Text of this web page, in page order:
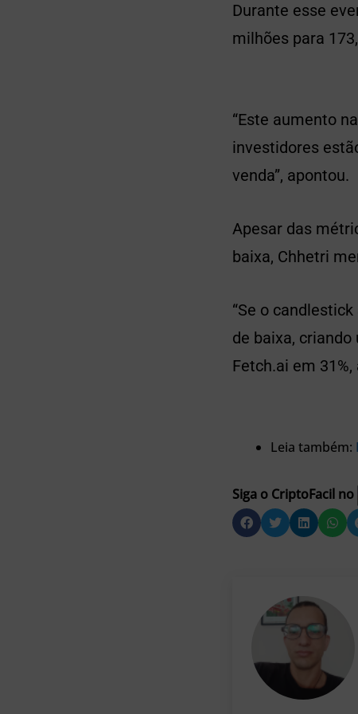
Durante esse
milhões para
“Este aumento
investidores
venda”, apontou.
Apesar das
baixa, Chhetri
“Se o
de baixa,
Fetch.ai em
Leia também:
Siga o CriptoFacil no